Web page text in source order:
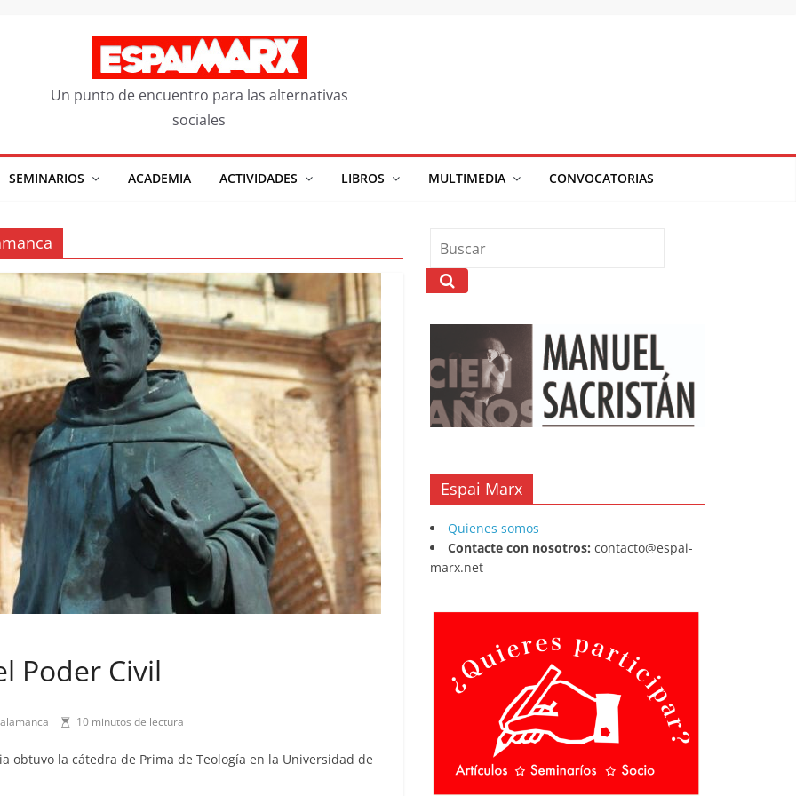
Un punto de encuentro para las alternativas
sociales
SEMINARIOS ACADEMIA ACTIVIDADES LIBROS MULTIMEDIA CONVOCATORIAS
Poder Civil
10 minutos de lectura
obtuvo la cátedra de Prima de Teología en la Universidad de
Espai Marx
Quienes somos
Contacte con nosotros: contacto@espai-
marx.net